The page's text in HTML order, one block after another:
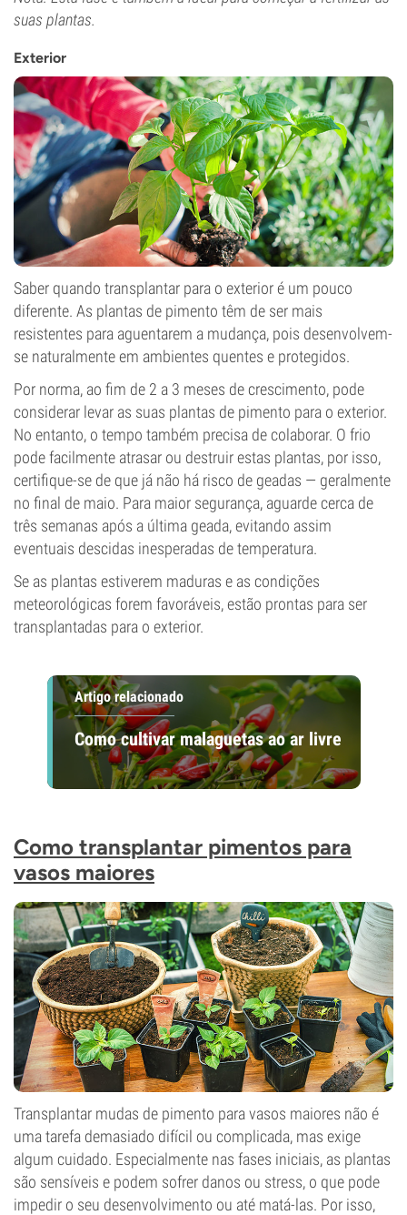
suas plantas.
Exterior
Saber quando transplantar para o exterior é um pouco
diferente. As plantas de pimento têm de ser mais
resistentes para aguentarem a mudança, pois desenvolvem-
se naturalmente em ambientes quentes e protegidos.
Por norma, ao fim de 2 a 3 meses de crescimento, pode
considerar levar as suas plantas de pimento para o exterior.
No entanto, o tempo também precisa de colaborar. O frio
pode facilmente atrasar ou destruir estas plantas, por isso,
certifique-se de que já não há risco de geadas — geralmente
no final de maio. Para maior segurança, aguarde cerca de
três semanas após a última geada, evitando assim
eventuais descidas inesperadas de temperatura.
Se as plantas estiverem maduras e as condições
meteorológicas forem favoráveis, estão prontas para ser
transplantadas para o exterior.
Artigo relacionado
Como cultivar malaguetas ao ar livre
Como transplantar pimentos para
vasos maiores
Transplantar mudas de pimento para vasos maiores não é
uma tarefa demasiado difícil ou complicada, mas exige
algum cuidado. Especialmente nas fases iniciais, as plantas
são sensíveis e podem sofrer danos ou stress, o que pode
impedir o seu desenvolvimento ou até matá-las. Por isso,